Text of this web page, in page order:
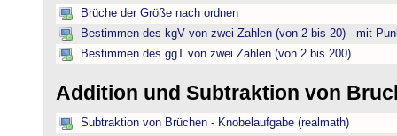
Brüche der Größe nach ordnen
Bestimmen des kgV von zwei Zahlen (von 2 bis 20) - mit
Bestimmen des ggT von zwei Zahlen (von 2 bis 200)
Addition und Subtraktion von
Subtraktion von Brüchen - Knobelaufgabe (realmath)